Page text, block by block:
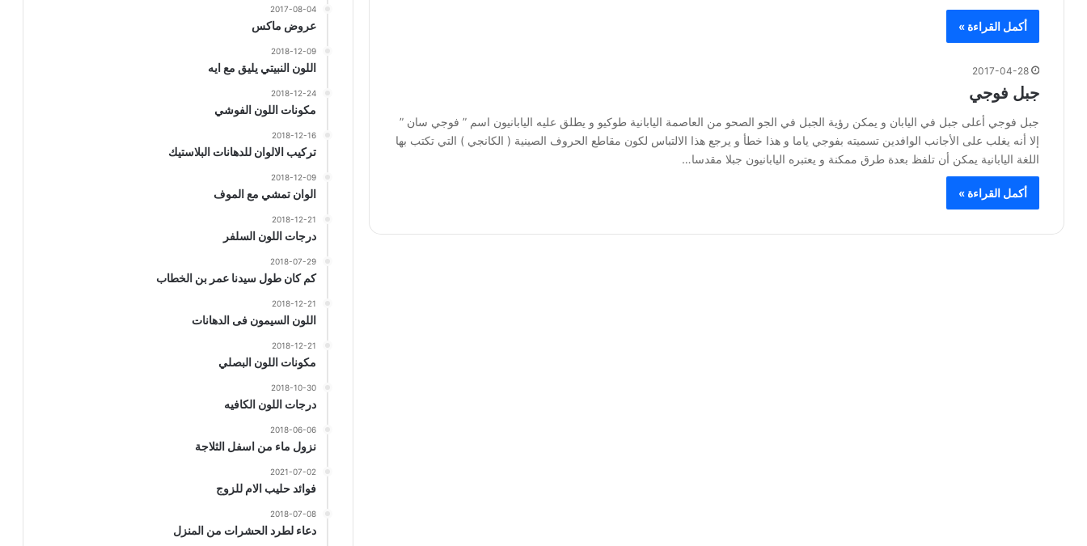
أكمل القراءة »
2017-04-28
جبل فوجي
جبل فوجي أعلى جبل في اليابان و يمكن رؤية الجبل في الجو الصحو من العاصمة اليابانية طوكيو و يطلق عليه اليابانيون اسم ” فوجي سان ”
إلا أنه يغلب على الأجانب الوافدين تسميته بفوجي ياما و هذا خطأ و يرجع هذا الالتباس لكون مقاطع الحروف الصينية ( الكانجي ) التي تكتب بها
اللغة اليابانية يمكن أن تلفظ بعدة طرق ممكنة و يعتبره اليابانيون جبلا مقدسا…
أكمل القراءة »
2017-08-04
عروض ماكس
2018-12-09
اللون النبيتي يليق مع ايه
2018-12-24
مكونات اللون الفوشي
2018-12-16
تركيب الالوان للدهانات البلاستيك
2018-12-09
الوان تمشي مع الموف
2018-12-21
درجات اللون السلفر
2018-07-29
كم كان طول سيدنا عمر بن الخطاب
2018-12-21
اللون السيمون فى الدهانات
2018-12-21
مكونات اللون البصلي
2018-10-30
درجات اللون الكافيه
2018-06-06
نزول ماء من اسفل الثلاجة
2021-07-02
فوائد حليب الام للزوج
2018-07-08
دعاء لطرد الحشرات من المنزل